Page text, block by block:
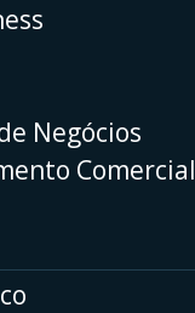
Negócios
Comercial